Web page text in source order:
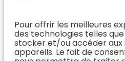
Pour offrir les meilleures
des technologies telles
stocker et/ou accéder aux
appareils. Le fait de
Prendre
rendez-vous
Après mon
ORL